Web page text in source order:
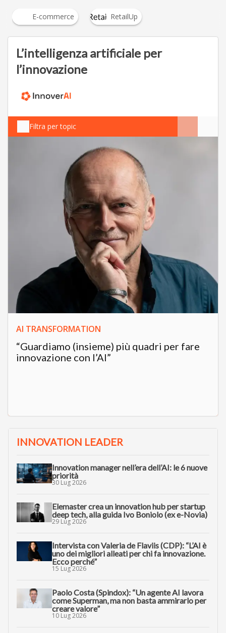
E-commerce RetailUp
L’intelligenza artificiale per
l’innovazione
Filtra per topic
AI TRANSFORMATION
“Guardiamo (insieme) più quadri per fare
innovazione con l’AI”
INNOVATION LEADER
Innovation manager nell’era dell’AI: le 6 nuove
priorità
30 Lug 2026
Elemaster crea un innovation hub per startup
deep tech, alla guida Ivo Boniolo (ex e-Novia)
29 Lug 2026
Intervista con Valeria de Flaviis (CDP): “L’AI è
uno dei migliori alleati per chi fa innovazione.
Ecco perché”
15 Lug 2026
Paolo Costa (Spindox): “Un agente AI lavora
come Superman, ma non basta ammirarlo per
creare valore”
10 Lug 2026